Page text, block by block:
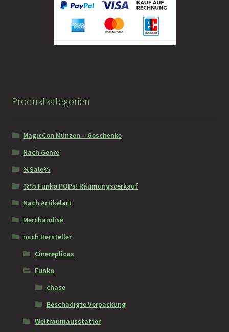
Produktkategorien
MagicCon Münzen – Geschenke
Nach Genre
%Sale%
%% Funko POPs! Räumungsverkauf
Nach Artikelart
Merchandise
nach Hersteller
Cinereplicas
Funko
chase
Beschädigte Verpackung
Weltraumausstatter